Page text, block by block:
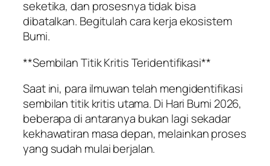
seketika, dan prosesnya tidak bisa
dibatalkan. Begitulah cara kerja ekosistem
Bumi.
**Sembilan Titik Kritis Teridentifikasi**
Saat ini, para ilmuwan telah mengidentifikasi
sembilan titik kritis utama. Di Hari Bumi 2026,
beberapa di antaranya bukan lagi sekadar
kekhawatiran masa depan, melainkan proses
yang sudah mulai berjalan.